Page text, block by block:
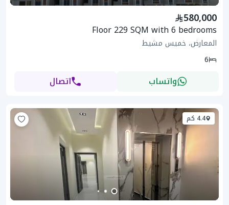
580,000
Floor 229 SQM with 6 bedrooms
المعارض، خميس مشيط
6
واتساب اتصال
4.4 كم